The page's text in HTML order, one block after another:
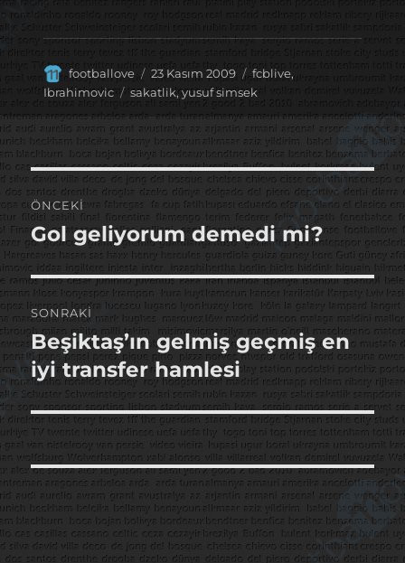
Yazar
footballove
Yayın
tarihi
23 Kasım 2009 Kategoriler
fcblive,
Ibrahimovic
Etiketler
sakatlik, yusuf simsek
Yazı
gezinmesi
ÖNCEKI
Önceki
yazı:
Gol geliyorum demedi mi?
SONRAKI
Sonraki
yazı:
Beşiktaş’ın gelmiş geçmiş en
iyi transfer hamlesi